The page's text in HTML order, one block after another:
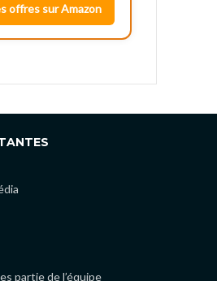
offres sur Amazon
partie de l’équipe